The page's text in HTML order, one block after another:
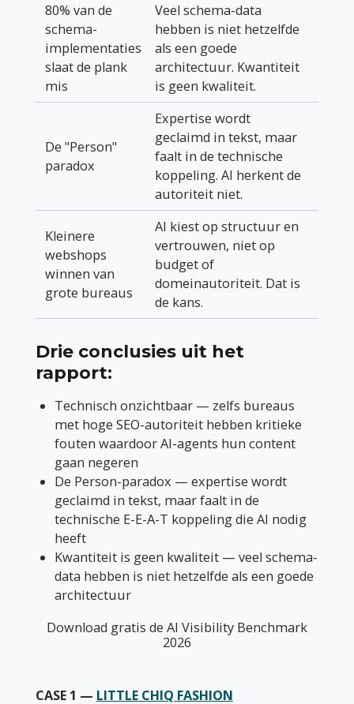
80% van de
schema-
implementaties
slaat de plank
mis
Veel schema-data
hebben is niet hetzelfde
als een goede
architectuur. Kwantiteit
is geen kwaliteit.
De "Person"
paradox
Expertise wordt
geclaimd in tekst, maar
faalt in de technische
koppeling. AI herkent de
autoriteit niet.
Kleinere
webshops
winnen van
grote bureaus
AI kiest op structuur en
vertrouwen, niet op
budget of
domeinautoriteit. Dat is
de kans.
Drie conclusies uit het
rapport:
Technisch onzichtbaar — zelfs bureaus
met hoge SEO-autoriteit hebben kritieke
fouten waardoor AI-agents hun content
gaan negeren
De Person-paradox — expertise wordt
geclaimd in tekst, maar faalt in de
technische E-E-A-T koppeling die AI nodig
heeft
Kwantiteit is geen kwaliteit — veel schema-
data hebben is niet hetzelfde als een goede
architectuur
Download gratis de AI Visibility Benchmark
2026
CASE 1 — LITTLE CHIQ FASHION